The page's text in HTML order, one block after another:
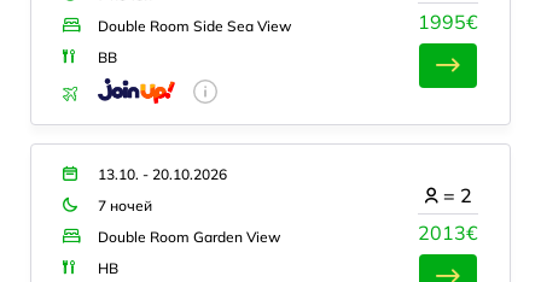
Double Room Side Sea View
BB
1995€
13.10. - 20.10.2026
7 ночей
Double Room Garden View
HB
2013€
= 2